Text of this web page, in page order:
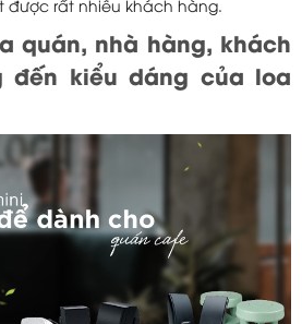
được rất nhiều khách hàng.
quán, nhà hàng, khách
đến kiểu dáng của loa